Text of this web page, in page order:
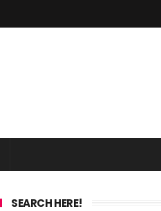
SEARCH HERE!